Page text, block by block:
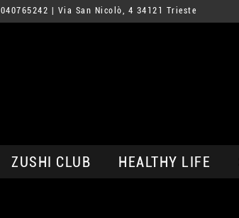
040765242 | Via San Nicolò, 4 34121 Trieste
ZUSHI CLUB HEALTHY LIFE